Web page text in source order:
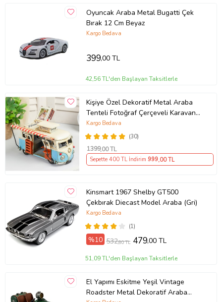
Oyuncak Araba Metal Bugatti Çek
Bırak 12 Cm Beyaz
Kargo Bedava
399,00 TL
42,56 TL'den Başlayan Taksitlerle
Kişiye Özel Dekoratif Metal Araba
Tenteli Fotoğraf Çerçeveli Karavan
Vosvos
(30)
Kargo Bedava
1399,00 TL
Sepette 400 TL İndirim 999,00 TL
Kinsmart 1967 Shelby GT500
Çekbırak Diecast Model Araba (Gri)
(1)
Kargo Bedava
%10 532,80 TL 479,00 TL
51,09 TL'den Başlayan Taksitlerle
El Yapımı Eskitme Yeşil Vintage
Roadster Metal Dekoratif Araba